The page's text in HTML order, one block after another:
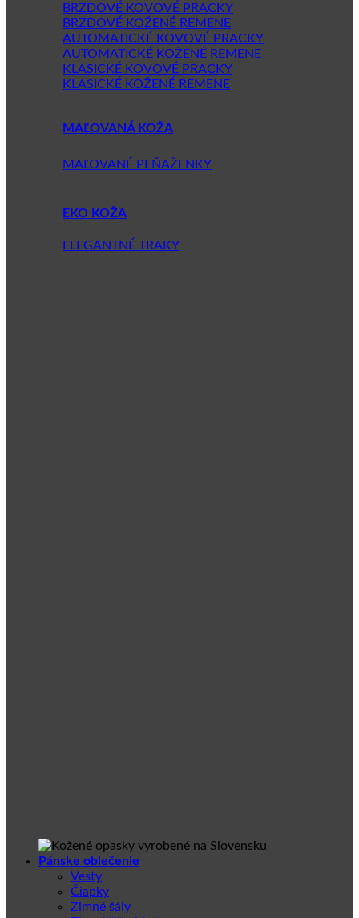
BRZDOVÉ KOVOVÉ PRACKY
BRZDOVÉ KOŽENÉ REMENE
AUTOMATICKÉ KOVOVÉ PRACKY
AUTOMATICKÉ KOŽENÉ REMENE
KLASICKÉ KOVOVÉ PRACKY
KLASICKÉ KOŽENÉ REMENE
MAĽOVANÁ KOŽA
MAĽOVANÉ PEŇAŽENKY
EKO KOŽA
ELEGANTNÉ TRAKY
Pánske oblečenie
Vesty
Čiapky
Zimné šály